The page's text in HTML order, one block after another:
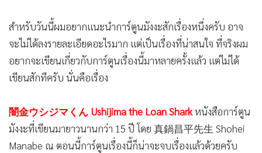
• อินโดจีน
• กองทุนรวม
• Celeb Online
• Factcheck
• News1
• Gotomanager
สำหรับวันนี้ผมอยากแนะนำการ์ตูนมังงะสักเรื่องหนึ่งครับ อาจ
จะไม่ได้ลงรายละเอียดอะไรมาก แต่เป็นเรื่องที่น่าสนใจ ที่จริงผม
อยากจะเขียนเกี่ยวกับการ์ตูนเรื่องนี้มาหลายครั้งแล้ว แต่ไม่ได้
เขียนสักทีครับ นั่นคือเรื่อง
闇金ウシジマくん Ushijima the Loan Sharkหนังสือการ์ตูน
มังงะที่เขียนมายาวนานกว่า 15 ปี โดย 真鍋昌平先生 Shohei
Manabe ณ ตอนนี้การ์ตูนเรื่องนี้ก็น่าจะจบเรื่องแล้วด้วยครับ